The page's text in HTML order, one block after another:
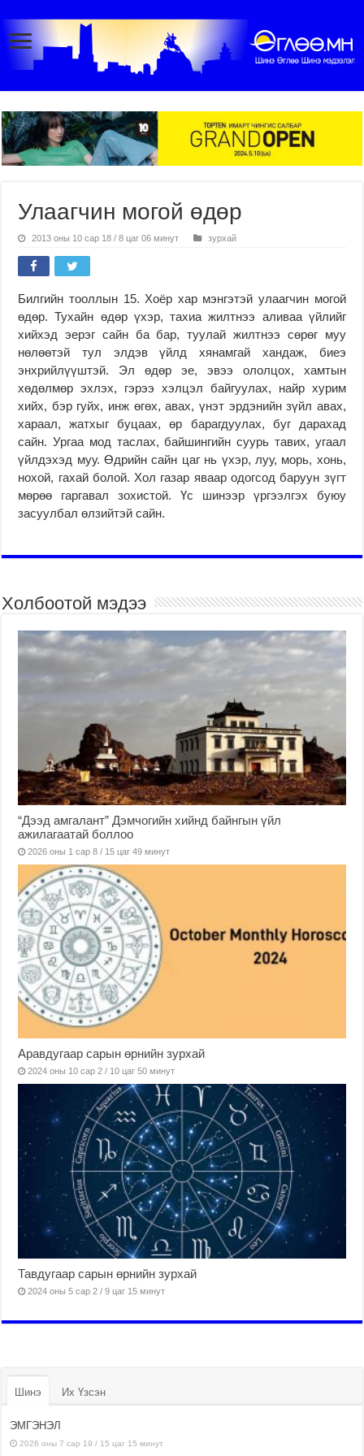
Улаагчин могой өдөр
2013 оны 10 сар 18 / 8 цаг 06 минут зурхай
Билгийн тооллын 15. Хоёр хар мэнгэтэй улаагчин могой
өдөр. Тухайн өдөр үхэр, тахиа жилтнээ аливаа үйлийг
хийхэд эерэг сайн ба бар, туулай жилтнээ сөрөг муу
нөлөөтэй тул элдэв үйлд хянамгай хандаж, биеэ
энхрийлүүштэй. Эл өдөр эе, эвээ ололцох, хамтын
хөдөлмөр эхлэх, гэрээ хэлцэл байгуулах, найр хурим
хийх, бэр гуйх, инж өгөх, авах, үнэт эрдэнийн зүйл авах,
хараал, жатхыг буцаах, өр барагдуулах, буг дарахад
сайн. Ургаа мод таслах, байшингийн суурь тавих, угаал
үйлдэхэд муу. Өдрийн сайн цаг нь үхэр, луу, морь, хонь,
нохой, гахай болой. Хол газар яваар одогсод баруун зүгт
мөрөө гаргавал зохистой. Үс шинээр үргээлгэх буюу
засуулбал өлзийтэй сайн.
Холбоотой мэдээ
“Дээд амгалант” Дэмчогийн хийнд байнгын үйл
ажилагаатай боллоо
2026 оны 1 сар 8 / 15 цаг 49 минут
Аравдугаар сарын өрнийн зурхай
2024 оны 10 сар 2 / 10 цаг 50 минут
Тавдугаар сарын өрнийн зурхай
2024 оны 5 сар 2 / 9 цаг 15 минут
Шинэ Их Үзсэн
ЭМГЭНЭЛ
2026 оны 7 сар 19 / 15 цаг 15 минут